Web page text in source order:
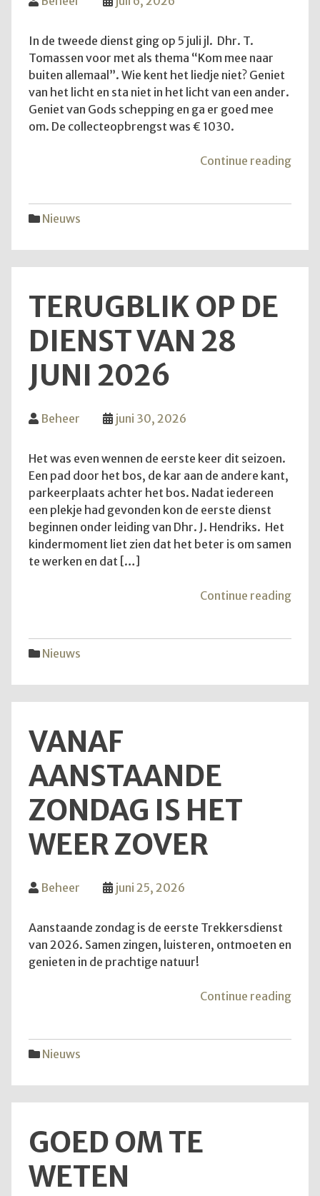
In de tweede dienst ging op 5 juli jl. Dhr. T.
Tomassen voor met als thema “Kom mee naar
buiten allemaal”. Wie kent het liedje niet? Geniet
van het licht en sta niet in het licht van een ander.
Geniet van Gods schepping en ga er goed mee
om. De collecteopbrengst was € 1030.
Continue reading
Nieuws
TERUGBLIK OP DE
DIENST VAN 28
JUNI 2026
Beheer juni 30, 2026
Het was even wennen de eerste keer dit seizoen.
Een pad door het bos, de kar aan de andere kant,
parkeerplaats achter het bos. Nadat iedereen
een plekje had gevonden kon de eerste dienst
beginnen onder leiding van Dhr. J. Hendriks. Het
kindermoment liet zien dat het beter is om samen
te werken en dat […]
Continue reading
Nieuws
VANAF
AANSTAANDE
ZONDAG IS HET
WEER ZOVER
Beheer juni 25, 2026
Aanstaande zondag is de eerste Trekkersdienst
van 2026. Samen zingen, luisteren, ontmoeten en
genieten in de prachtige natuur!
Continue reading
Nieuws
GOED OM TE
WETEN